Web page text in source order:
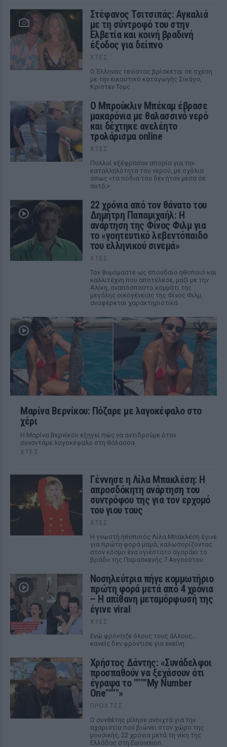
Στέφανος Τσιτσιπάς: Αγκαλιά
με τη σύντροφό του στην
Ελβετία και κοινή βραδινή
έξοδος για δείπνο
ΧΤΕΣ
Ο Έλληνας τενίστας βρίσκεται σε σχέση
με την εικαστικό καταγωγής Σικάγο,
Κρίστεν Τομς
Ο Μπρούκλιν Μπέκαμ έβρασε
μακαρόνια με θαλασσινό νερό
και δέχτηκε ανελέητο
τρολάρισμα online
ΧΤΕΣ
Πολλοί εξέφρασαν απορία για την
καταλληλότητα του νερού, με σχόλια
όπως «τα πόδια του δεν ήταν μέσα σε
αυτό;»
22 χρόνια από τον θάνατο του
Δημήτρη Παπαμιχαήλ: Η
ανάρτηση της Φίνος Φιλμ για
το «γοητευτικό λεβεντόπαιδο
του ελληνικού σινεμά»
ΧΤΕΣ
Τον θυμόμαστε ως σπουδαίο ηθοποιό και
καλλιτέχνη που αποτέλεσε, μαζί με την
Αλίκη, αναπόσπαστο κομμάτι της
μεγάλης οικογένειας της Φίνος Φιλμ,
αναφέρεται χαρακτηριστικά
Μαρίνα Βερνίκου: Πόζαρε με λαγοκέφαλο στο
χέρι
Η Μαρίνα Βερνίκου εξηγεί πώς να αντιδρούμε όταν
συναντάμε λαγοκέφαλο στη θάλασσα
ΧΤΕΣ
Γέννησε η Λίλα Μπακλέση: Η
απροσδόκητη ανάρτηση του
συντρόφου της για τον ερχομό
του γιου τους
ΧΤΕΣ
Η γνωστή ηθοποιός Λίλα Μπακλέση έγινε
για πρώτη φορά μαμά, καλωσορίζοντας
στον κόσμο ένα υγιέστατο αγοράκι το
βράδυ της Παρασκευής 7 Αυγούστου.
Νοσηλεύτρια πήγε κομμωτήριο
πρώτη φορά μετά από 4 χρόνια
– Η απίθανη μεταμόρφωσή της
έγινε viral
ΧΤΕΣ
Ενώ φρόντιζε όλους τους άλλους...
κανείς δεν φρόντισε για εκείνη
Χρήστος Δάντης: «Συνάδελφοι
προσπαθούν να ξεχάσουν ότι
έγραψα το """"My Number
One""""»
ΠΡΟΧΤΈΣ
Ο συνθέτης μίλησε ανοιχτά για την
αχαριστία που βιώνει στον χώρο της
μουσικής, 22 χρόνια μετά τη νίκη της
Ελλάδας στη Eurovision.